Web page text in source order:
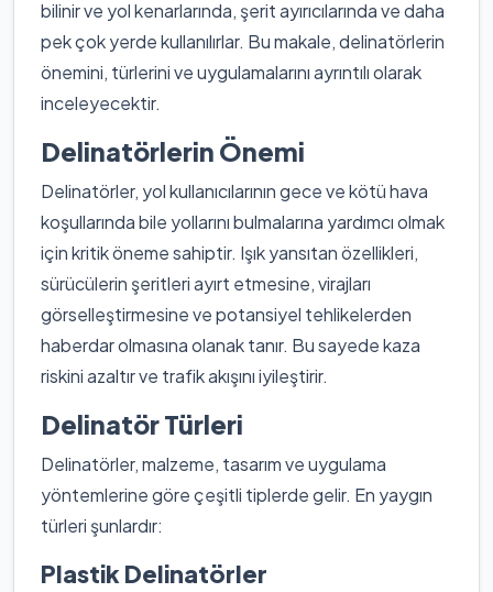
bilinir ve yol kenarlarında, şerit ayırıcılarında ve daha
pek çok yerde kullanılırlar. Bu makale, delinatörlerin
önemini, türlerini ve uygulamalarını ayrıntılı olarak
inceleyecektir.
Delinatörlerin Önemi
Delinatörler, yol kullanıcılarının gece ve kötü hava
koşullarında bile yollarını bulmalarına yardımcı olmak
için kritik öneme sahiptir. Işık yansıtan özellikleri,
sürücülerin şeritleri ayırt etmesine, virajları
görselleştirmesine ve potansiyel tehlikelerden
haberdar olmasına olanak tanır. Bu sayede kaza
riskini azaltır ve trafik akışını iyileştirir.
Delinatör Türleri
Delinatörler, malzeme, tasarım ve uygulama
yöntemlerine göre çeşitli tiplerde gelir. En yaygın
türleri şunlardır:
Plastik Delinatörler